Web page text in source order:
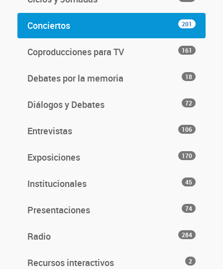
Conciertos 201
Coproducciones para TV 161
Debates por la memoria 18
Diálogos y Debates 72
Entrevistas 106
Exposiciones 170
Institucionales 45
Presentaciones 74
Radio 284
Recursos interactivos 2